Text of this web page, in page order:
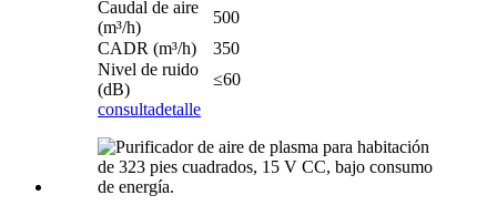
Caudal de aire
(m³/h)
500
CADR (m³/h)
350
Nivel de ruido
(dB)
≤60
consultadetalle